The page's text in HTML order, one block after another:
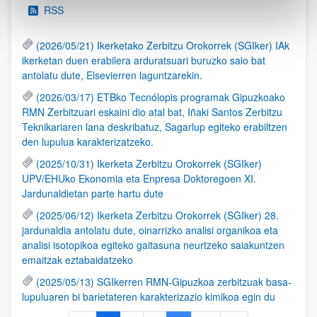
RSS
(2026/05/21) Ikerketako Zerbitzu Orokorrek (SGIker) IAk
ikerketan duen erabilera arduratsuari buruzko saio bat
antolatu dute, Elsevierren laguntzarekin.
(2026/03/17) ETBko Tecnólopis programak Gipuzkoako
RMN Zerbitzuari eskaini dio atal bat, Iñaki Santos Zerbitzu
Teknikariaren lana deskribatuz, Sagarlup egiteko erabiltzen
den lupulua karakterizatzeko.
(2025/10/31) Ikerketa Zerbitzu Orokorrek (SGIker)
UPV/EHUko Ekonomia eta Enpresa Doktoregoen XI.
Jardunaldietan parte hartu dute
(2025/06/12) Ikerketa Zerbitzu Orokorrek (SGIker) 28.
jardunaldia antolatu dute, oinarrizko analisi organikoa eta
analisi isotopikoa egiteko gaitasuna neurtzeko saiakuntzen
emaitzak eztabaidatzeko
(2025/05/13) SGIkerren RMN-Gipuzkoa zerbitzuak basa-
lupuluaren bi barietateren karakterizazio kimikoa egin du